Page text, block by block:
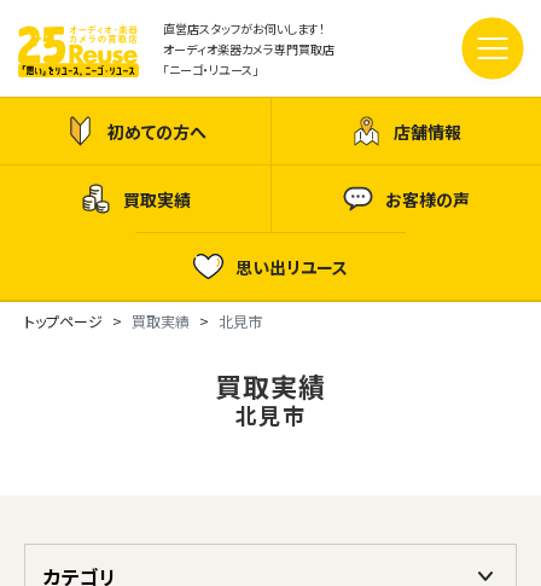
直営店スタッフがお伺いします！
オーディオ楽器カメラ専門買取店
「ニーゴ・リユース」
初めての方へ 店舗情報
買取実績 お客様の声
思い出リユース
トップページ 買取実績 北見市
買取実績
北見市
カテゴリ